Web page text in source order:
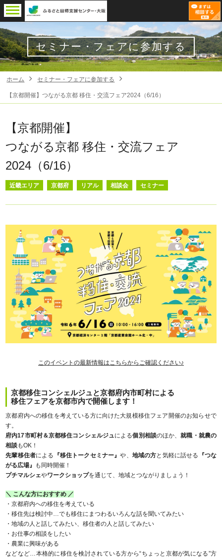
セミナー・フェアに参加する
ホーム セミナー・フェアに参加する
【京都開催】つながる京都 移住・交流フェア2024（6/16）
【京都開催】
つながる京都 移住・交流フェア
2024（6/16）
近畿エリア 京都府 リアル 相談会 セミナー
このイベントの最新情報はこちらからご確認ください♪
京都移住コンシェルジュと京都府内市町村による
移住フェアを京都市内で開催します！
京都府内への移住を考えている方に向けた大規模移住フェア開催のお知らせで
す。
府内17市町村＆京都移住コンシェルジュ による個別相談のほか、就職・就農の
相談もOK！
先輩移住者による 『移住トークセミナー』や、 地域の方と気軽に話せる
『つな
がる広場』 も同時開催！
プチマルシェやワークショップを通じて、地域とつながりましょう！
＼ こんな方におすすめ ／
・京都府内への移住を考えている
・移住先は検討中…でも移住にまつわるいろんな話を聞いてみたい
・地域の人と話してみたい、移住者の人と話してみたい
・お仕事の相談をしたい
・農業に興味がある
などなど…本格的に移住を検討されている方から“ちょっと京都が気になる”方